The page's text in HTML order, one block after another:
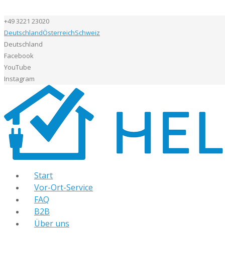
+49 3221 23020
DeutschlandÖsterreichSchweiz
Deutschland
Facebook
YouTube
Instagram
Start
Vor-Ort-Service
FAQ
B2B
Über uns